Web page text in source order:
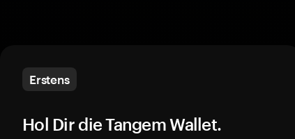
Erstens
Hol Dir die Tangem Wallet.